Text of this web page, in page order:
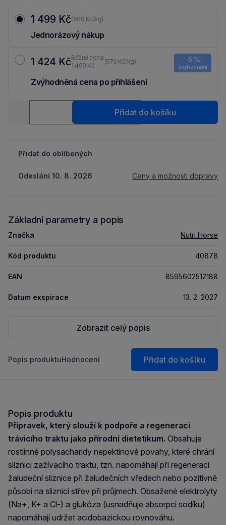
1 499 Kč(600 Kč/kg)
Jednorázový nákup
1 424 KčBěžná cena:
1 499 Kč
(570 Kč/kg) -5 %
zvýhodnění
Zvýhodněná cena po přihlášení
+
Přidat do košíku
Přidat do oblíbených
Odeslání 10. 8. 2026 Ceny a možnosti dopravy
Základní parametry a popis
Značka Nutri Horse
Kód produktu 40878
EAN 8595602512188
Datum exspirace 13. 2. 2027
Zobrazit celý popis
Popis produktuHodnocení Přidat do košíku
Popis produktu
Přípravek, který slouží k podpoře a regeneraci
trávicího traktu jako přírodní dietetikum. Obsahuje
rostlinné polysacharidy nepektinové povahy, které chrání
sliznici zažívacího traktu, tzn. napomáhají při regeneraci
žaludeční sliznice při žaludečních vředech nebo pozitivně
působí na sliznici střev při průjmech. Obsažené elektrolyty
(Na+, K+ a Cl-) a glukóza (usnadňuje absorpci sodíku)
napomáhají udržet acidobazickou rovnováhu.